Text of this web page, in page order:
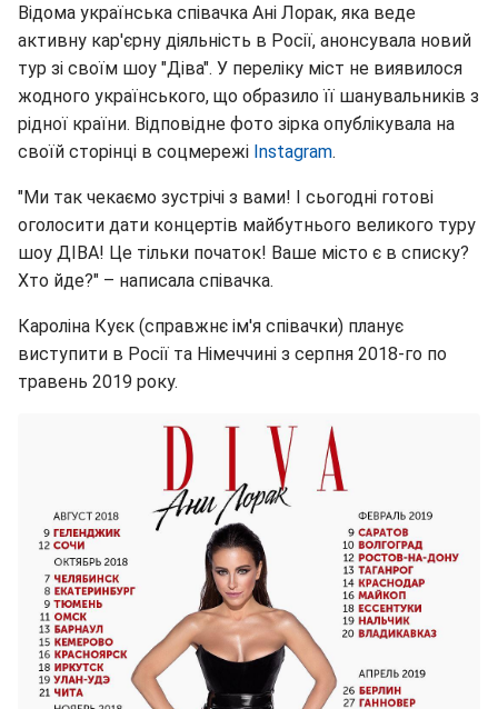
Відома українська співачка Ані Лорак, яка веде
активну кар'єрну діяльність в Росії, анонсувала новий
тур зі своїм шоу "Діва". У переліку міст не виявилося
жодного українського, що образило її шанувальників з
рідної країни. Відповідне фото зірка опублікувала на
своїй сторінці в соцмережі Instagram.
"Ми так чекаємо зустрічі з вами! І сьогодні готові
оголосити дати концертів майбутнього великого туру
шоу ДІВА! Це тільки початок! Ваше місто є в списку?
Хто йде?" – написала співачка.
Кароліна Куєк (справжнє ім'я співачки) планує
виступити в Росії та Німеччині з серпня 2018-го по
травень 2019 року.